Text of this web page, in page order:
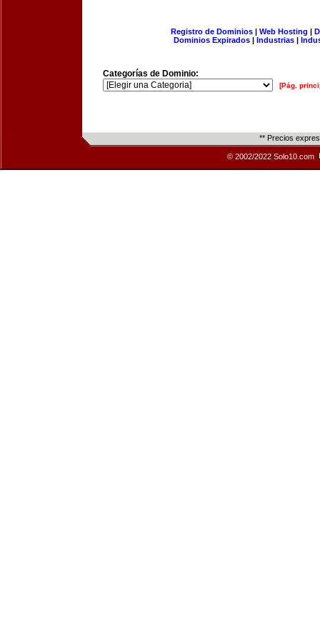
Registro de Dominios| Web Hosting |
Dominios Expirados | Industrias |
Categorías de Dominio:
[Pág.
** Precios
© 2002/2022 Solo10.com